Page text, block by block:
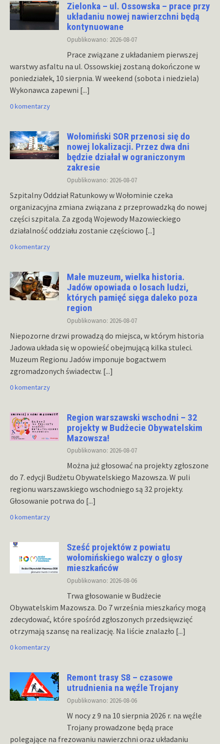
Zielonka – ul. Ossowska – prace przy
układaniu nowej nawierzchni będą
kontynuowane
Opublikowano: 2026-08-07
Prace związane z układaniem pierwszej
warstwy asfaltu na ul. Ossowskiej zostaną dokończone w
poniedziałek, 10 sierpnia. W weekend (sobota i niedziela)
Wykonawca zapewni [...]
0 komentarzy
Wołomiński SOR przenosi się do
nowej lokalizacji. Przez dwa dni
będzie działał w ograniczonym
zakresie
Opublikowano: 2026-08-07
Szpitalny Oddział Ratunkowy w Wołominie czeka
organizacyjna zmiana związana z przeprowadzką do nowej
części szpitala. Za zgodą Wojewody Mazowieckiego
działalność oddziału zostanie częściowo [...]
0 komentarzy
Małe muzeum, wielka historia.
Jadów opowiada o losach ludzi,
których pamięć sięga daleko poza
region
Opublikowano: 2026-08-07
Niepozorne drzwi prowadzą do miejsca, w którym historia
Jadowa układa się w opowieść obejmującą kilka stuleci.
Muzeum Regionu Jadów imponuje bogactwem
zgromadzonych świadectw. [...]
0 komentarzy
Region warszawski wschodni – 32
projekty w Budżecie Obywatelskim
Mazowsza!
Opublikowano: 2026-08-07
Można już głosować na projekty zgłoszone
do 7. edycji Budżetu Obywatelskiego Mazowsza. W puli
regionu warszawskiego wschodniego są 32 projekty.
Głosowanie potrwa do [...]
0 komentarzy
Sześć projektów z powiatu
wołomińskiego walczy o głosy
mieszkańców
Opublikowano: 2026-08-06
Trwa głosowanie w Budżecie
Obywatelskim Mazowsza. Do 7 września mieszkańcy mogą
zdecydować, które spośród zgłoszonych przedsięwzięć
otrzymają szansę na realizację. Na liście znalazło [...]
0 komentarzy
Remont trasy S8 – czasowe
utrudnienia na węźle Trojany
Opublikowano: 2026-08-06
W nocy z 9 na 10 sierpnia 2026 r. na węźle
Trojany prowadzone będą prace
polegające na frezowaniu nawierzchni oraz układaniu